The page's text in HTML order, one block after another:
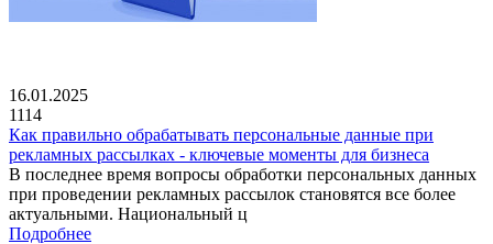
16.01.2025
1114
Как правильно обрабатывать персональные данные при
рекламных рассылках - ключевые моменты для бизнеса
В последнее время вопросы обработки персональных данных
при проведении рекламных рассылок становятся все более
актуальными. Национальный ц
Подробнее